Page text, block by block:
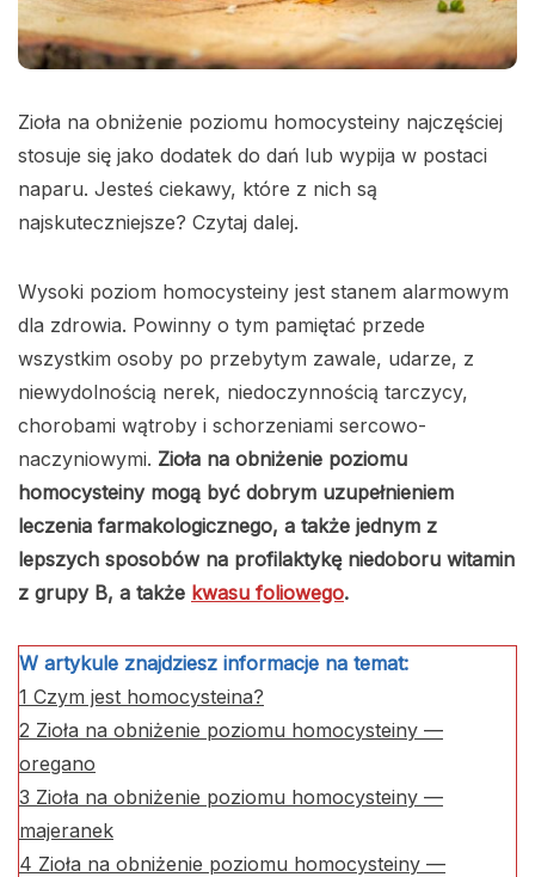
Zioła na obniżenie poziomu homocysteiny najczęściej
stosuje się jako dodatek do dań lub wypija w postaci
naparu. Jesteś ciekawy, które z nich są
najskuteczniejsze? Czytaj dalej.
Wysoki poziom homocysteiny jest stanem alarmowym
dla zdrowia. Powinny o tym pamiętać przede
wszystkim osoby po przebytym zawale, udarze, z
niewydolnością nerek, niedoczynnością tarczycy,
chorobami wątroby i schorzeniami sercowo-
naczyniowymi. Zioła na obniżenie poziomu
homocysteiny mogą być dobrym uzupełnieniem
leczenia farmakologicznego, a także jednym z
lepszych sposobów na profilaktykę niedoboru witamin
z grupy B, a także kwasu foliowego.
W artykule znajdziesz informacje na temat:
1 Czym jest homocysteina?
2 Zioła na obniżenie poziomu homocysteiny —
oregano
3 Zioła na obniżenie poziomu homocysteiny —
majeranek
4 Zioła na obniżenie poziomu homocysteiny —